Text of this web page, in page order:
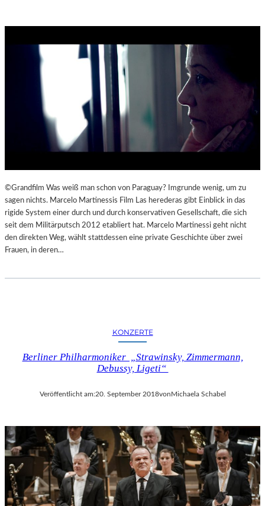
©Grandfilm Was weiß man schon von Paraguay? Imgrunde wenig, um zu
sagen nichts. Marcelo Martinessis Film Las herederas gibt Einblick in das
rigide System einer durch und durch konservativen Gesellschaft, die sich
seit dem Militärputsch 2012 etabliert hat. Marcelo Martinessi geht nicht
den direkten Weg, wählt stattdessen eine private Geschichte über zwei
Frauen, in deren…
KONZERTE
Berliner Philharmoniker „Strawinsky, Zimmermann,
Debussy, Ligeti“
Veröffentlicht am:20. September 2018vonMichaela Schabel